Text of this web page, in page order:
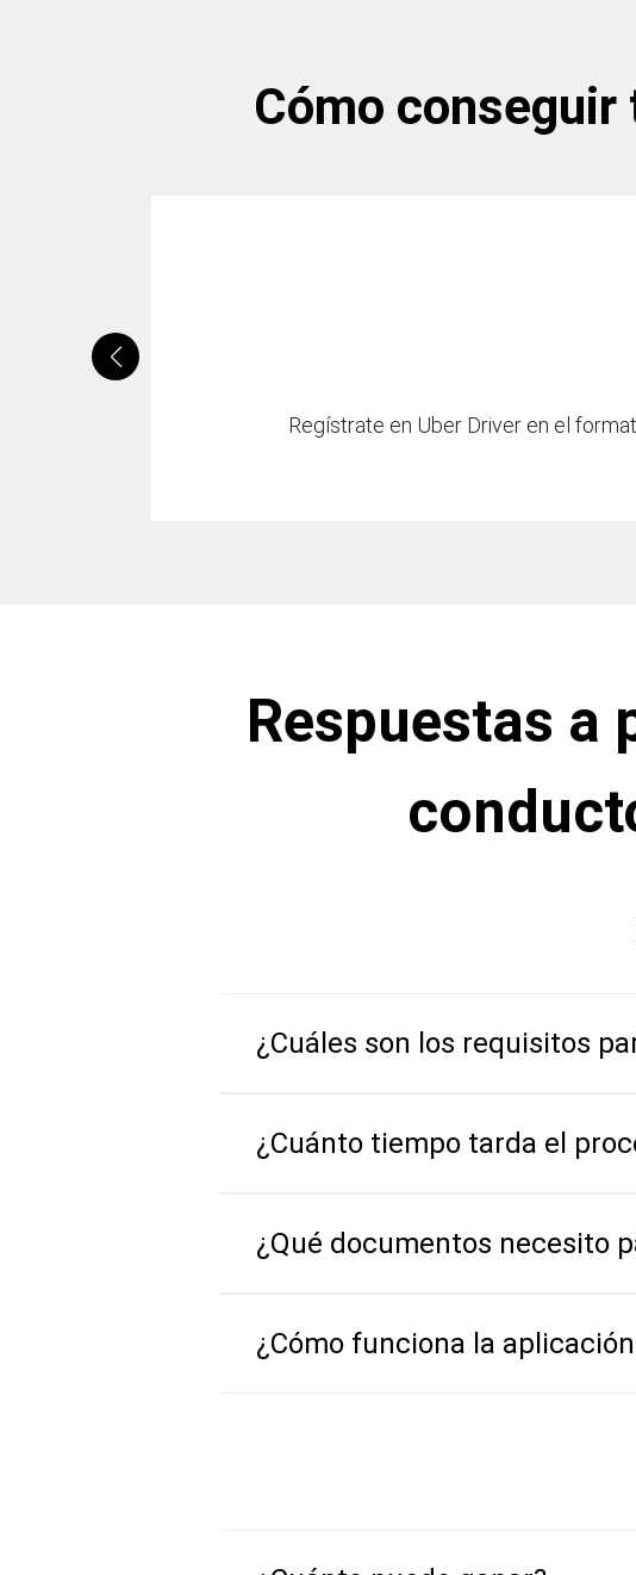
Cómo conseguir
Regístrate en Uber Driver en el
Respuestas a
¿Cuáles son los requisitos
¿Cuánto tiempo tarda el
¿Qué documentos necesito
¿Cómo funciona la